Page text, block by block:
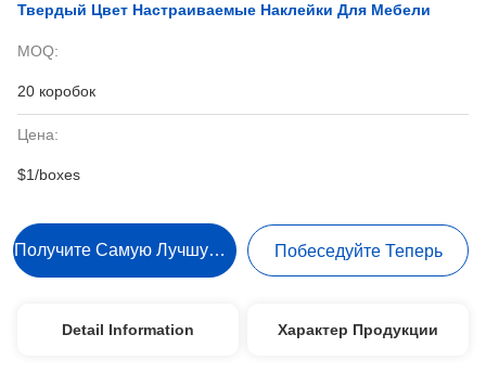
Твердый Цвет Настраиваемые Наклейки Для Мебели
MOQ:
20 коробок
Цена:
$1/boxes
Получите Самую Лучшую Цену Побеседуйте Теперь
Detail Information Характер Продукции